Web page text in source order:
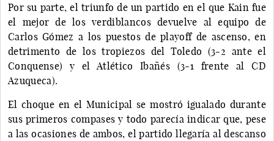
Por su parte, el triunfo de un partido en el que Kain fue
el mejor de los verdiblancos devuelve al equipo de
Carlos Gómez a los puestos de playoff de ascenso, en
detrimento de los tropiezos del Toledo (3-2 ante el
Conquense) y el Atlético Ibañés (3-1 frente al CD
Azuqueca).
El choque en el Municipal se mostró igualado durante
sus primeros compases y todo parecía indicar que, pese
a las ocasiones de ambos, el partido llegaría al descanso